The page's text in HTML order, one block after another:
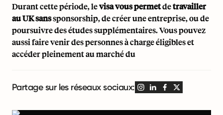
Durant cette période, levisa vous permetdetravailler
au UK sanssponsorship, de créer une entreprise, ou de
poursuivre des études supplémentaires. Vous pouvez
aussi faire venir des personnes à charge éligibles et
accéder pleinement au marché du
Partage sur les réseaux sociaux: